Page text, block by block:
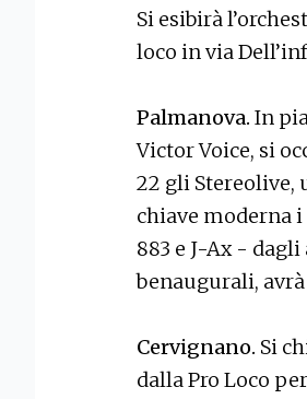
Si esibirà
loco in via
Palmanova. In
Victor Voice, si
22 gli Stereolive,
chiave moderna
883 e J-Ax -
benaugurali,
Cervignano. Si
dalla Pro Loco